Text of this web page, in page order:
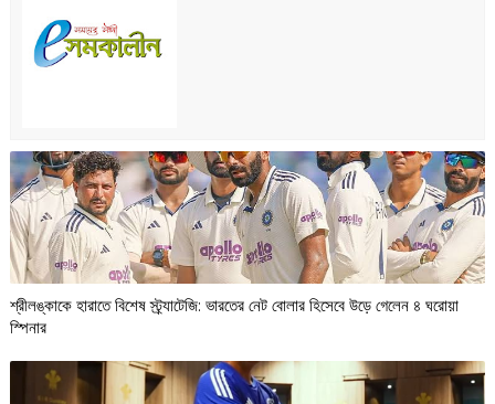
শ্রীলঙ্কাকে হারাতে বিশেষ স্ট্র্যাটেজি: ভারতের নেট বোলার হিসেবে উড়ে গেলেন ৪ ঘরোয়া
স্পিনার